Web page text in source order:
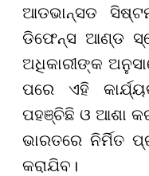
ଆଡଭାନ୍ସଡ
ଡିଫେନ୍ସ ଆଣ୍ଡ
ଅଧିକାରୀଙ୍କ
ପରେ ଏହି
ପହଞ୍ଚିଛି ଓ ଆଶା
ଭାରତରେ ନିର୍ମିତ
କରାଯିବ।